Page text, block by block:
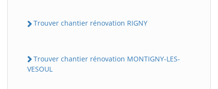
Trouver chantier rénovation RIGNY
Trouver chantier rénovation MONTIGNY-LES-
VESOUL